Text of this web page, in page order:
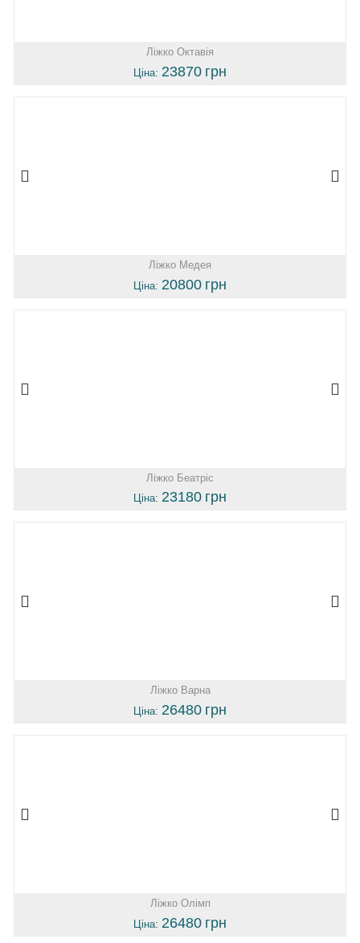
Ліжко Октавія
Ціна: 23870 грн
Ліжко Медея
Ціна: 20800 грн
Ліжко Беатріс
Ціна: 23180 грн
Ліжко Варна
Ціна: 26480 грн
Ліжко Олімп
Ціна: 26480 грн